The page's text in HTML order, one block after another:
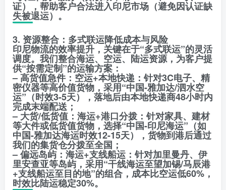
证），帮助客户合法进入印尼市场（避免因认证缺
失被退运）。
3. 资源整合：多式联运降低成本与风险
印尼物流的效率提升，关键在于“多式联运”的灵活
调度。我们整合海运、空运、陆运资源，为客户提
供“按需定制”的运输方案：
– 高货值急件：空运+本地快递：针对3C电子、精
密仪器等高价值货物，采用“中国-雅加达/泗水空
运”（时效3-5天），落地后由本地快递商48小时内
完成末端配送；
– 大货/低货值：海运+港口分拨：针对家具、建材
等大件或低货值货物，选择“中国-印尼海运”（如
中国-雅加达海运时效12-15天），货物到港后通过
我们的集货仓分拨至全国；
– 偏远岛屿：海运+支线船运：针对加里曼丹、伊
里安查亚等岛屿，采用“干线海运至望加锡/马辰港
+支线船运至目的地”的组合，成本比空运低60%，
时效比陆运稳定30%。